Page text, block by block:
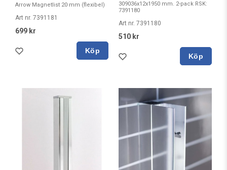
Arrow Magnetlist 20 mm (flexibel)
Art nr. 7391181
699 kr
Köp
309036x12x1950 mm. 2-pack RSK:
7391180
Art nr. 7391180
510 kr
Köp